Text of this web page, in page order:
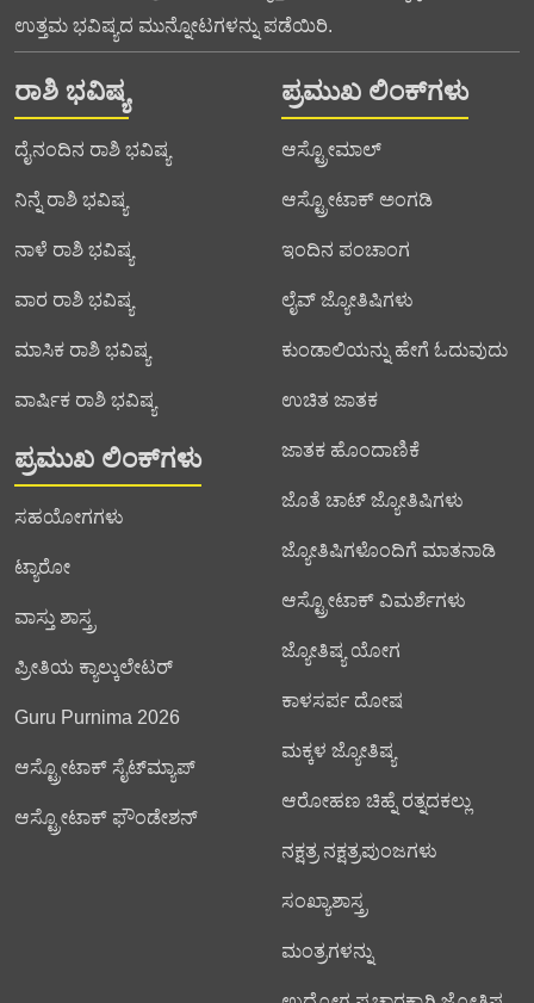
ಉತ್ತಮ ಭವಿಷ್ಯದ ಮುನ್ನೋಟಗಳನ್ನು ಪಡೆಯಿರಿ.
ರಾಶಿ ಭವಿಷ್ಯ
ದೈನಂದಿನ ರಾಶಿ ಭವಿಷ್ಯ
ನಿನ್ನೆ ರಾಶಿ ಭವಿಷ್ಯ
ನಾಳೆ ರಾಶಿ ಭವಿಷ್ಯ
ವಾರ ರಾಶಿ ಭವಿಷ್ಯ
ಮಾಸಿಕ ರಾಶಿ ಭವಿಷ್ಯ
ವಾರ್ಷಿಕ ರಾಶಿ ಭವಿಷ್ಯ
ಪ್ರಮುಖ ಲಿಂಕ್‌ಗಳು
ಸಹಯೋಗಗಳು
ಟ್ಯಾರೋ
ವಾಸ್ತು ಶಾಸ್ತ್ರ
ಪ್ರೀತಿಯ ಕ್ಯಾಲ್ಕುಲೇಟರ್
Guru Purnima 2026
ಆಸ್ಟ್ರೋಟಾಕ್ ಸೈಟ್‌ಮ್ಯಾಪ್
ಆಸ್ಟ್ರೋಟಾಕ್ ಫೌಂಡೇಶನ್
ಪ್ರಮುಖ ಲಿಂಕ್‌ಗಳು
ಆಸ್ಟ್ರೋಮಾಲ್
ಆಸ್ಟ್ರೋಟಾಕ್ ಅಂಗಡಿ
ಇಂದಿನ ಪಂಚಾಂಗ
ಲೈವ್ ಜ್ಯೋತಿಷಿಗಳು
ಕುಂಡಾಲಿಯನ್ನು ಹೇಗೆ ಓದುವುದು
ಉಚಿತ ಜಾತಕ
ಜಾತಕ ಹೊಂದಾಣಿಕೆ
ಜೊತೆ ಚಾಟ್ ಜ್ಯೋತಿಷಿಗಳು
ಜ್ಯೋತಿಷಿಗಳೊಂದಿಗೆ ಮಾತನಾಡಿ
ಆಸ್ಟ್ರೋಟಾಕ್ ವಿಮರ್ಶೆಗಳು
ಜ್ಯೋತಿಷ್ಯ ಯೋಗ
ಕಾಳಸರ್ಪ ದೋಷ
ಮಕ್ಕಳ ಜ್ಯೋತಿಷ್ಯ
ಆರೋಹಣ ಚಿಹ್ನೆ ರತ್ನದಕಲ್ಲು
ನಕ್ಷತ್ರ ನಕ್ಷತ್ರಪುಂಜಗಳು
ಸಂಖ್ಯಾಶಾಸ್ತ್ರ
ಮಂತ್ರಗಳನ್ನು